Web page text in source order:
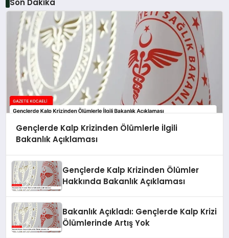
Son Dakika
Gençlerde Kalp Krizinden Ölümlerle İlgili
Bakanlık Açıklaması
Gençlerde Kalp Krizinden Ölümler
Hakkında Bakanlık Açıklaması
Bakanlık Açıkladı: Gençlerde Kalp Krizi
Ölümlerinde Artış Yok